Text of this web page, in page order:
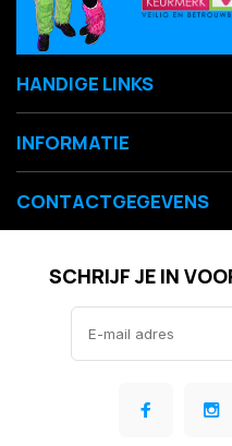
HANDIGE LINKS
INFORMATIE
CONTACTGEGEVENS
SCHRIJF JE IN